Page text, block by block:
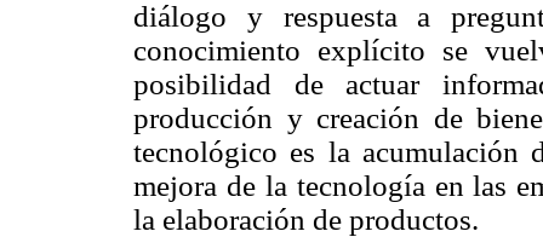
diálogo y respuesta a
conocimiento explícito se
posibilidad de actuar
producción y creación de
tecnológico es la acumulación
mejora de la tecnología en las
la elaboración de productos.